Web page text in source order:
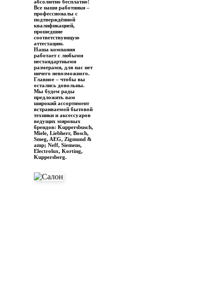
абсолютно бесплатно!
Все наши работники –
профессионалы с
подтверждённой
квалификацией,
прошедшие
соответствующую
аттестацию.
Наша компания
работает с любыми
нестандартными
размерами, для нас нет
ничего невозможного.
Главное – чтобы вы
остались довольны.
Мы будем рады
предложить вам
широкий ассортимент
встраиваемой бытовой
техники и аксессуаров
ведущих мировых
брендов: Kuppersbusch,
Miele, Liebherr, Bosch,
Smeg, AEG, Zigmund &
amp; Neff, Siemens,
Electrolux, Korting,
Kuppersberg.